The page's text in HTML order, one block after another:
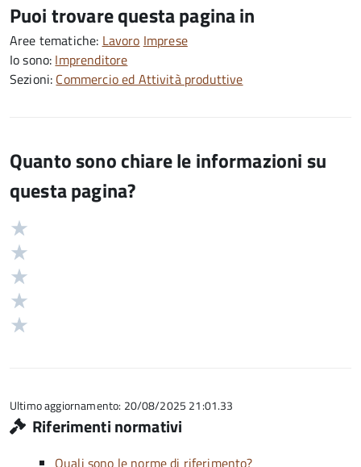
Puoi trovare questa pagina in
Aree tematiche: Lavoro Imprese
Io sono: Imprenditore
Sezioni: Commercio ed Attività produttive
Quanto sono chiare le informazioni su
questa pagina?
Valutazione
5
Ultimo aggiornamento: 20/08/2025 21:01.33
Riferimenti normativi
Quali sono le norme di riferimento?